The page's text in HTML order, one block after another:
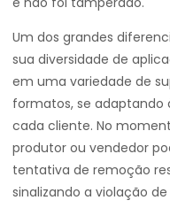
Um dos grandes
sua diversidade de
em uma variedade de
formatos, se adaptando
cada cliente. No
produtor ou vendedor
tentativa de remoção
sinalizando a violação